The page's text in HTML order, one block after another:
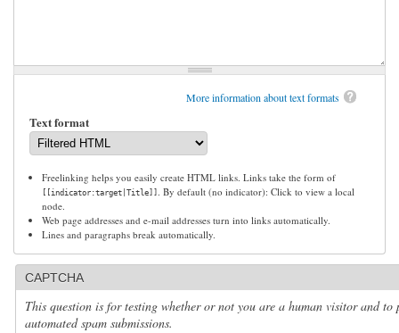
More information about text formats
Text format
Freelinking helps you easily create HTML links. Links take the form of
[[indicator:target|Title]]
. By default (no indicator): Click to view a local
node.
Web page addresses and e-mail addresses turn into links automatically.
Lines and paragraphs break automatically.
CAPTCHA
This question is for testing whether or not you are a human visitor and to
automated spam submissions.